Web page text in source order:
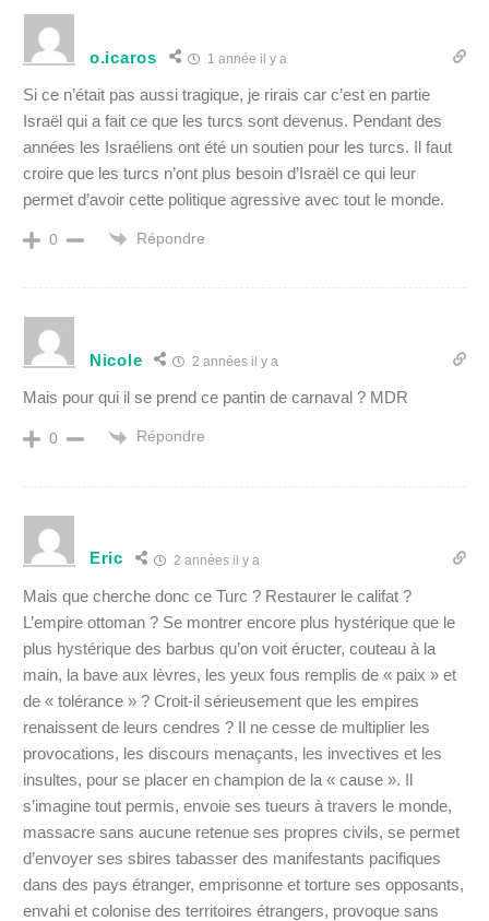
o.icaros 1 année il y a
Si ce n’était pas aussi tragique, je rirais car c’est en partie
Israël qui a fait ce que les turcs sont devenus. Pendant des
années les Israéliens ont été un soutien pour les turcs. Il faut
croire que les turcs n’ont plus besoin d’Israël ce qui leur
permet d’avoir cette politique agressive avec tout le monde.
0 Répondre
Nicole 2 années il y a
Mais pour qui il se prend ce pantin de carnaval ? MDR
0 Répondre
Eric 2 années il y a
Mais que cherche donc ce Turc ? Restaurer le califat ?
L’empire ottoman ? Se montrer encore plus hystérique que le
plus hystérique des barbus qu’on voit éructer, couteau à la
main, la bave aux lèvres, les yeux fous remplis de « paix » et
de « tolérance » ? Croit-il sérieusement que les empires
renaissent de leurs cendres ? Il ne cesse de multiplier les
provocations, les discours menaçants, les invectives et les
insultes, pour se placer en champion de la « cause ». Il
s’imagine tout permis, envoie ses tueurs à travers le monde,
massacre sans aucune retenue ses propres civils, se permet
d’envoyer ses sbires tabasser des manifestants pacifiques
dans des pays étranger, emprisonne et torture ses opposants,
envahi et colonise des territoires étrangers, provoque sans